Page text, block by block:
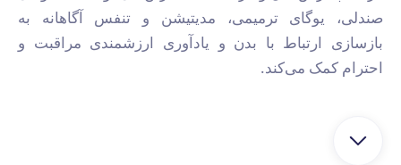
صندلی، یوگای ترمیمی، مدیتیشن و تنفس آگاهانه به
بازسازی ارتباط با بدن و یادآوری ارزشمندی مراقبت و
احترام کمک می‌کند.